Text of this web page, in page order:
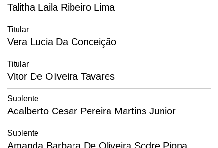
Talitha Laila Ribeiro Lima
Titular
Vera Lucia Da Conceição
Titular
Vitor De Oliveira Tavares
Suplente
Adalberto Cesar Pereira Martins Junior
Suplente
Amanda Barbara De Oliveira Sodre Piona